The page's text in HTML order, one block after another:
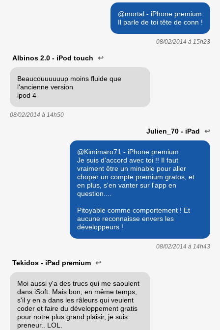
@mortal - iPhone premium
Il parle de toi tête de conn !
08/02/2014 à 15h23
Albinos 2.0 - iPod touch ↩
Beaucouuuuuup moins fluide que
l'ancienne version
ipod 4
08/02/2014 à 14h50
Julien_70 - iPad ↩
@Kimimaro71 - iPhone premium
Je suis d'accord avec toi !! Il faut
vraiment être un minable pour aller
choper un compte premium gratos, et
en plus, s'en vanter sur l'app en
question....
Pitoyable comme comportement ! Et
aucune reconnaisse envers les
développeurs !
08/02/2014 à 14h43
Tekidos - iPad premium ↩
Moi aussi y'a des trucs qui me saoulent
dans iSoft. Mais bon, en même temps,
s'il y en a dans les râleurs qui veulent
coder et faire du développement gratis
pour notre plus grand plaisir, je suis
preneur.. LOL.